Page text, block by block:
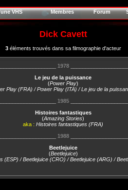
VHS Membres Forum
Dick Cavett
3éléments trouvés dans sa filmographie d'acteur
1978____________________
Le jeu de la puissance
(Power Play)
Play (FRA) / Power Play (ITA) / Le jeu de la
1985____________________
Histoires fantastiques
(Amazing Stories)
aka : Histoires fantastiques (FRA)
1988____________________
Beetlejuice
(Beetlejuice)
(ESP) / Beetlejuice (CRO) / Beetlejuice (ARG) /